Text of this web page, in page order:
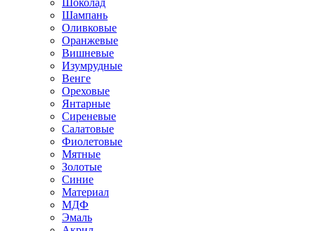
Шоколад
Шампань
Оливковые
Оранжевые
Вишневые
Изумрудные
Венге
Ореховые
Янтарные
Сиреневые
Салатовые
Фиолетовые
Мятные
Золотые
Синие
Материал
МДФ
Эмаль